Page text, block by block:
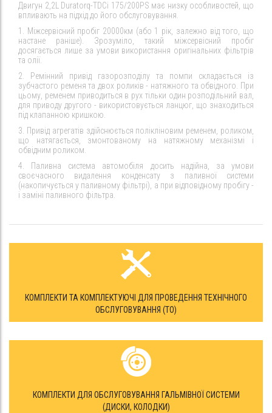
Двигун 2,2L Duratorq-TDCi 175/200PS має низку особливостей, що
впливають на підхід до його обслуговування.
1. Міжсервісний пробіг 20000км (або 1 рік, залежно від того, що
настане раніше). Зрозуміло, такий міжсервісний пробіг
досягається лише за умови використання оригінальних фільтрів
та олії.
2. Ремінний привід газорозподілу та помпи складається із
зубчастого ременя та двох роликів - натяжного та обвідного. При
цьому, ременем приводиться в рух тільки один розподільний вал,
для приводу другого - використовується ланцюг, що знаходиться
під клапанною кришкою.
3. Привід агрегатів здійснюється полікліновим ременем, роликом,
що натягається, змонтованому на натяжному механізмі і
обвідним роликом.
4. Паливна система автомобіля досить надійна, за умови
своєчасного видалення конденсату з паливної системи
(накопичується у паливному фільтрі), а при відповідному пробігу -
і заміні паливного фільтра.
КОМПЛЕКТИ ТА КОМПЛЕКТУЮЧІ ДЛЯ ПРОВЕДЕННЯ ТЕХНІЧНОГО
ОБСЛУГОВУВАННЯ (ТО)
КОМПЛЕКТИ ДЛЯ ОБСЛУГОВУВАННЯ ГАЛЬМІВНОЇ СИСТЕМИ
(ДИСКИ, КОЛОДКИ)